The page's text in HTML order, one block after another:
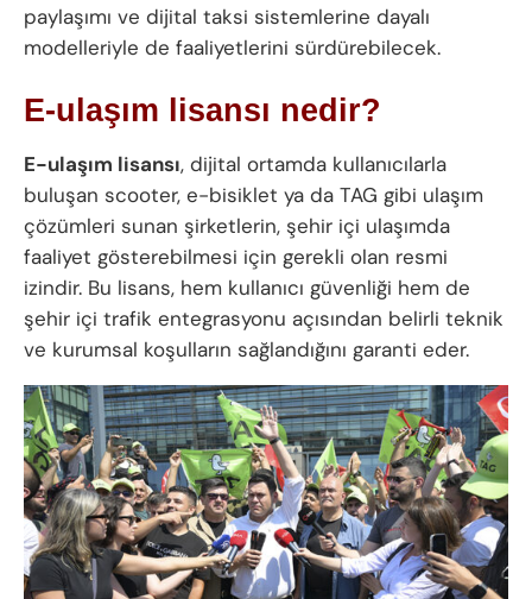
paylaşımı ve dijital taksi sistemlerine dayalı
modelleriyle de faaliyetlerini sürdürebilecek.
E-ulaşım lisansı nedir?
E-ulaşım lisansı, dijital ortamda kullanıcılarla
buluşan scooter, e-bisiklet ya da TAG gibi ulaşım
çözümleri sunan şirketlerin, şehir içi ulaşımda
faaliyet gösterebilmesi için gerekli olan resmi
izindir. Bu lisans, hem kullanıcı güvenliği hem de
şehir içi trafik entegrasyonu açısından belirli teknik
ve kurumsal koşulların sağlandığını garanti eder.